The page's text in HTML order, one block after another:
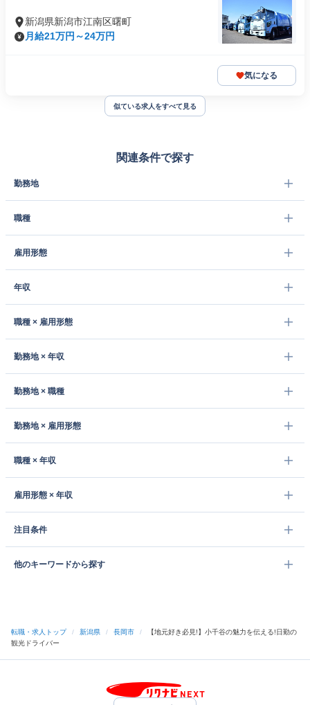
新潟県新潟市江南区曙町
月給21万円～24万円
気になる
似ている求人をすべて見る
関連条件で探す
勤務地
職種
雇用形態
年収
職種 × 雇用形態
勤務地 × 年収
勤務地 × 職種
勤務地 × 雇用形態
職種 × 年収
雇用形態 × 年収
注目条件
他のキーワードから探す
転職・求人トップ / 新潟県 / 長岡市 /
【地元好き必見!】小千谷の魅力を伝える!日勤の
観光ドライバー